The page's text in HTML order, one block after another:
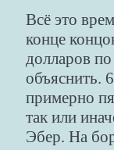
Всё это
конце
долларов
объяснить.
примерно
так или
Эбер. На